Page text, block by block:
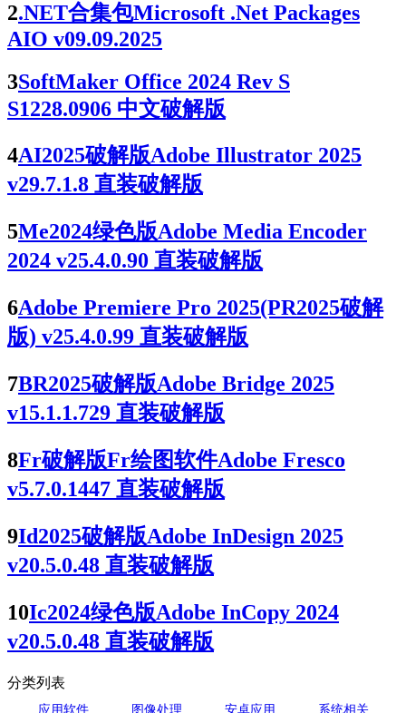
2.NET合集包Microsoft .Net Packages
AIO v09.09.2025
3SoftMaker Office 2024 Rev S
S1228.0906 中文破解版
4AI2025破解版Adobe Illustrator 2025
v29.7.1.8 直装破解版
5Me2024绿色版Adobe Media Encoder
2024 v25.4.0.90 直装破解版
6Adobe Premiere Pro 2025(PR2025破解
版) v25.4.0.99 直装破解版
7BR2025破解版Adobe Bridge 2025
v15.1.1.729 直装破解版
8Fr破解版Fr绘图软件Adobe Fresco
v5.7.0.1447 直装破解版
9Id2025破解版Adobe InDesign 2025
v20.5.0.48 直装破解版
10Ic2024绿色版Adobe InCopy 2024
v20.5.0.48 直装破解版
分类列表
应用软件 图像处理 安卓应用 系统相关